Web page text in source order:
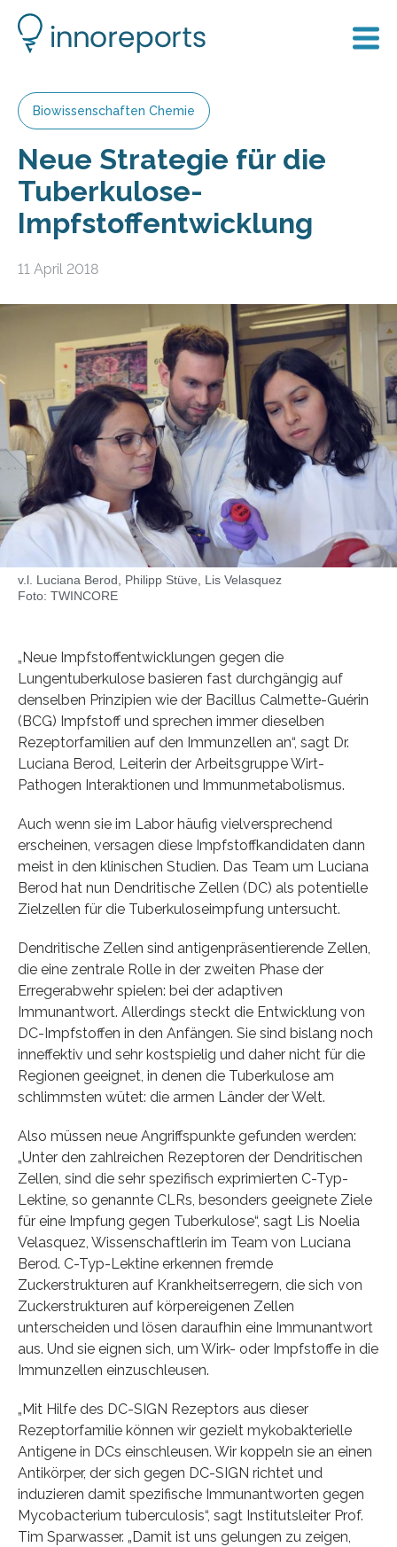
Biowissenschaften Chemie
Neue Strategie für die
Tuberkulose-
Impfstoffentwicklung
11 April 2018
v.l. Luciana Berod, Philipp Stüve, Lis Velasquez
Foto: TWINCORE
„Neue Impfstoffentwicklungen gegen die
Lungentuberkulose basieren fast durchgängig auf
denselben Prinzipien wie der Bacillus Calmette-Guérin
(BCG) Impfstoff und sprechen immer dieselben
Rezeptorfamilien auf den Immunzellen an“, sagt Dr.
Luciana Berod, Leiterin der Arbeitsgruppe Wirt-
Pathogen Interaktionen und Immunmetabolismus.
Auch wenn sie im Labor häufig vielversprechend
erscheinen, versagen diese Impfstoffkandidaten dann
meist in den klinischen Studien. Das Team um Luciana
Berod hat nun Dendritische Zellen (DC) als potentielle
Zielzellen für die Tuberkuloseimpfung untersucht.
Dendritische Zellen sind antigenpräsentierende Zellen,
die eine zentrale Rolle in der zweiten Phase der
Erregerabwehr spielen: bei der adaptiven
Immunantwort. Allerdings steckt die Entwicklung von
DC-Impfstoffen in den Anfängen. Sie sind bislang noch
inneffektiv und sehr kostspielig und daher nicht für die
Regionen geeignet, in denen die Tuberkulose am
schlimmsten wütet: die armen Länder der Welt.
Also müssen neue Angriffspunkte gefunden werden:
„Unter den zahlreichen Rezeptoren der Dendritischen
Zellen, sind die sehr spezifisch exprimierten C-Typ-
Lektine, so genannte CLRs, besonders geeignete Ziele
für eine Impfung gegen Tuberkulose“, sagt Lis Noelia
Velasquez, Wissenschaftlerin im Team von Luciana
Berod. C-Typ-Lektine erkennen fremde
Zuckerstrukturen auf Krankheitserregern, die sich von
Zuckerstrukturen auf körpereigenen Zellen
unterscheiden und lösen daraufhin eine Immunantwort
aus. Und sie eignen sich, um Wirk- oder Impfstoffe in die
Immunzellen einzuschleusen.
„Mit Hilfe des DC-SIGN Rezeptors aus dieser
Rezeptorfamilie können wir gezielt mykobakterielle
Antigene in DCs einschleusen. Wir koppeln sie an einen
Antikörper, der sich gegen DC-SIGN richtet und
induzieren damit spezifische Immunantworten gegen
Mycobacterium tuberculosis“, sagt Institutsleiter Prof.
Tim Sparwasser. „Damit ist uns gelungen zu zeigen,